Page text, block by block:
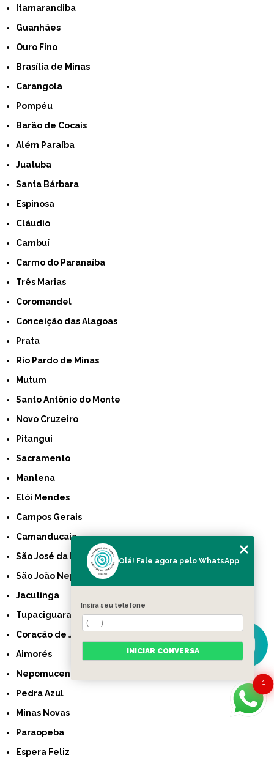
Itamarandiba
Guanhães
Ouro Fino
Brasília de Minas
Carangola
Pompéu
Barão de Cocais
Além Paraíba
Juatuba
Santa Bárbara
Espinosa
Cláudio
Cambuí
Carmo do Paranaíba
Três Marias
Coromandel
Conceição das Alagoas
Prata
Rio Pardo de Minas
Mutum
Santo Antônio do Monte
Novo Cruzeiro
Pitangui
Sacramento
Mantena
Elói Mendes
Campos Gerais
Camanducaia
São José da Lapa
São João Nepomuceno
Jacutinga
Tupaciguara
Coração de Jesus
Aimorés
Nepomuceno
Pedra Azul
Minas Novas
Paraopeba
Espera Feliz
1
Olá! Fale agora pelo WhatsApp
Insira seu telefone
INICIAR CONVERSA